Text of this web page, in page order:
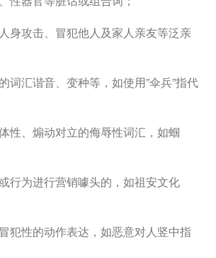
身攻击、冒犯他人及家人亲友等泛亲
词汇谐音、变种等，如使用”伞兵”指代
性、煽动对立的侮辱性词汇，如蝈
行为进行营销噱头的，如祖安文化
犯性的动作表达，如恶意对人竖中指